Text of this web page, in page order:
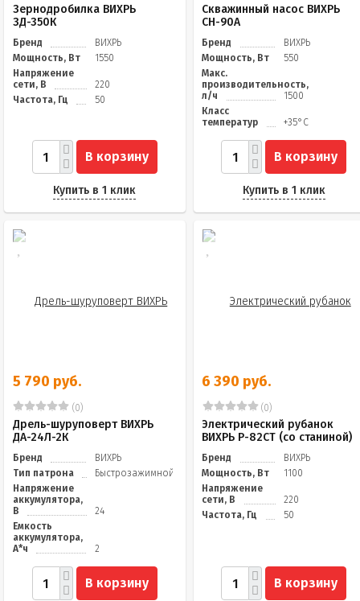
Зернодробилка ВИХРЬ
ЗД-350К
Бренд
ВИХРЬ
Мощность, Вт
1550
Напряжение
сети, В
220
Частота, Гц
50
В корзину
Купить в 1 клик
Скважинный насос ВИХРЬ
СН-90А
Бренд
ВИХРЬ
Мощность, Вт
550
Макс.
производительность,
л/ч
1500
Класс
температур
+35°С
В корзину
Купить в 1 клик
5 790 руб.
(0)
Дрель-шуруповерт ВИХРЬ
ДА-24Л-2К
Бренд
ВИХРЬ
Тип патрона
Быстрозажимной
Напряжение
аккумулятора,
В
24
Емкость
аккумулятора,
А*ч
2
В корзину
6 390 руб.
(0)
Электрический рубанок
ВИХРЬ Р-82СТ (со станиной)
Бренд
ВИХРЬ
Мощность, Вт
1100
Напряжение
сети, В
220
Частота, Гц
50
В корзину